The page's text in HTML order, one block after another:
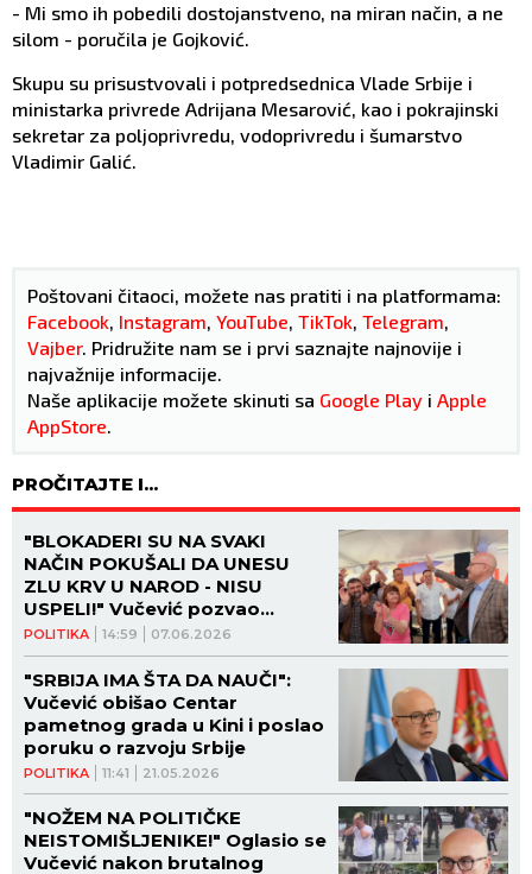
- Mi smo ih pobedili dostojanstveno, na miran način, a ne
silom - poručila je Gojković.
Skupu su prisustvovali i potpredsednica Vlade Srbije i
ministarka privrede Adrijana Mesarović, kao i pokrajinski
sekretar za poljoprivredu, vodoprivredu i šumarstvo
Vladimir Galić.
Poštovani čitaoci, možete nas pratiti i na platformama:
Facebook, Instagram, YouTube, TikTok, Telegram,
Vajber. Pridružite nam se i prvi saznajte najnovije i
najvažnije informacije.
Naše aplikacije možete skinuti sa Google Play i Apple
AppStore.
PROČITAJTE I...
POLITIKA 14:59 07.06.2026
"BLOKADERI SU NA SVAKI
NAČIN POKUŠALI DA UNESU
ZLU KRV U NAROD - NISU
USPELI!" Vučević pozvao
građane Topole da MASOVNO
IZAĐU NA IZBORE
POLITIKA 11:41 21.05.2026
"SRBIJA IMA ŠTA DA NAUČI":
Vučević obišao Centar
pametnog grada u Kini i poslao
poruku o razvoju Srbije
"NOŽEM NA POLITIČKE
NEISTOMIŠLJENIKE!" Oglasio se
Vučević nakon brutalnog